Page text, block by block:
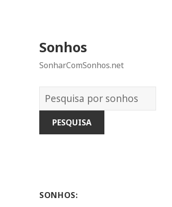
Sonhos
SonharComSonhos.net
Dicionário
dos
Sonhos:
SONHOS: